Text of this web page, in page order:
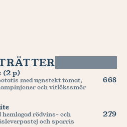
(2 p)
med ugnstekt tomat,
och vitlökssmör
668
rödvins- och
och sparris
279